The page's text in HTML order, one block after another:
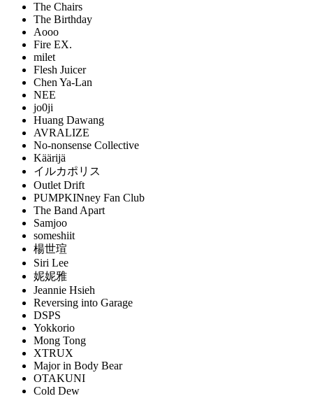
The Chairs
The Birthday
Aooo
Fire EX.
milet
Flesh Juicer
Chen Ya-Lan
NEE
jo0ji
Huang Dawang
AVRALIZE
No-nonsense Collective
Käärijä
イルカポリス
Outlet Drift
PUMPKINney Fan Club
The Band Apart
Samjoo
someshiit
楊世瑄
Siri Lee
妮妮雅
Jeannie Hsieh
Reversing into Garage
DSPS
Yokkorio
Mong Tong
XTRUX
Major in Body Bear
OTAKUNI
Cold Dew